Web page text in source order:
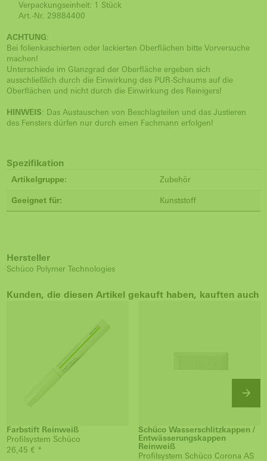
Verpackungseinheit: 1 Stück
Art.-Nr. 29884400
ACHTUNG:
Bei folienkaschierten oder lackierten Oberflächen bitte Vorversuche
machen!
Unterschiede im Glanzgrad der Oberfläche ergeben sich
ausschließlich durch die Einwirkung des PUR-Schaums auf die
Oberflächen und nicht durch die Einwirkung des Reinigers!
HINWEIS: Das Austauschen von Beschlagteilen und das Justieren
des Fensters dürfen nur durch einen Fachmann erfolgen!
Spezifikation
Artikelgruppe: Zubehör
Geeignet für: Kunststoff
Hersteller
Schüco Polymer Technologies
Kunden, die diesen Artikel gekauft haben, kauften auch
Farbstift Reinweiß
Profilsystem Schüco
26,45 € *
Schüco Wasserschlitzkappen /
Entwässerungskappen
Reinweiß
Profilsystem Schüco Corona AS